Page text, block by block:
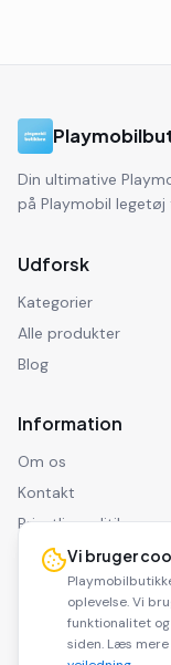
Din ultimative
på Playmobil legetøj
Udforsk
Kategorier
Alle produkter
Blog
Information
Om os
Kontakt
Privatlivspolitik
Ansvarsfraskrivelse
Vi bruger
oplevelse. Vi
funktionalitet
siden. Læs mere